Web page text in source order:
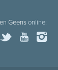
Geensonline: